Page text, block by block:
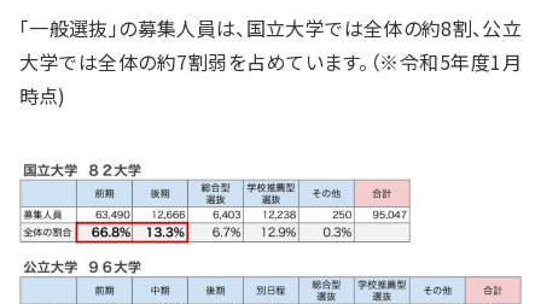
「一般選抜」の募集人員は、国立大学では全体の約8割、公立
大学では全体の約7割弱を占めています。（※令和5年度1月
時点)